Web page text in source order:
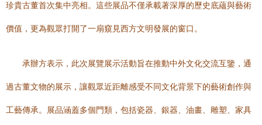
珍貴古董首次集中亮相。這些展品不僅承載著深厚的歷史底蘊與藝術
價值，更為觀眾打開了一扇窺見西方文明發展的窗口。
承辦方表示，此次展覽展示活動旨在推動中外文化交流互鑒，通
過古董文物的展示，讓觀眾近距離感受不同文化背景下的藝術創作與
工藝傳承。展品涵蓋多個門類，包括瓷器、銀器、油畫、雕塑、家具